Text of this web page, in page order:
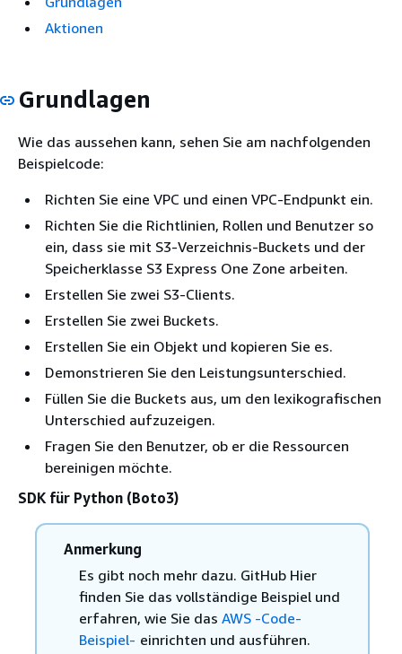
Aktionen
Grundlagen
Wie das aussehen kann, sehen Sie am nachfolgenden
Beispielcode:
Richten Sie eine VPC und einen VPC-Endpunkt ein.
Richten Sie die Richtlinien, Rollen und Benutzer so
ein, dass sie mit S3-Verzeichnis-Buckets und der
Speicherklasse S3 Express One Zone arbeiten.
Erstellen Sie zwei S3-Clients.
Erstellen Sie zwei Buckets.
Erstellen Sie ein Objekt und kopieren Sie es.
Demonstrieren Sie den Leistungsunterschied.
Füllen Sie die Buckets aus, um den lexikografischen
Unterschied aufzuzeigen.
Fragen Sie den Benutzer, ob er die Ressourcen
bereinigen möchte.
SDK für Python (Boto3)
Anmerkung
Es gibt noch mehr dazu. GitHub Hier
finden Sie das vollständige Beispiel und
erfahren, wie Sie das AWS -Code-
Beispiel- einrichten und ausführen.